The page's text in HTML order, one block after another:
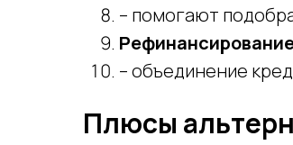
– помогают
– объединение
Плюсы